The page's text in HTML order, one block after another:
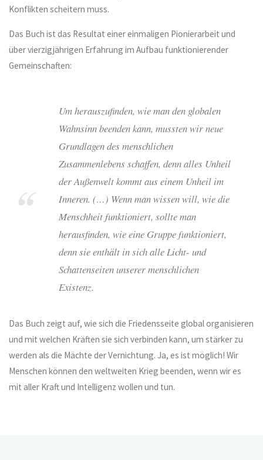
Konflikten scheitern muss.
Das Buch ist das Resultat einer einmaligen Pionierarbeit und
über vierzigjährigen Erfahrung im Aufbau funktionierender
Gemeinschaften:
Um herauszufinden, wie man den globalen
Wahnsinn beenden kann, mussten wir neue
Grundlagen des menschlichen
Zusammenlebens schaffen, denn alles Unheil
der Außenwelt kommt aus einem Unheil im
Inneren. (…) Wenn man wissen will, wie die
Menschheit funktioniert, sollte man
herausfinden, wie eine Gruppe funktioniert,
denn sie enthält in sich alle Licht- und
Schattenseiten unserer menschlichen
Existenz.
Das Buch zeigt auf, wie sich die Friedensseite global organisieren
und mit welchen Kräften sie sich verbinden kann, um stärker zu
werden als die Mächte der Vernichtung. Ja, es ist möglich! Wir
Menschen können den weltweiten Krieg beenden, wenn wir es
mit aller Kraft und Intelligenz wollen und tun.